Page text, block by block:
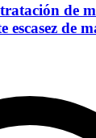
de
escasez de